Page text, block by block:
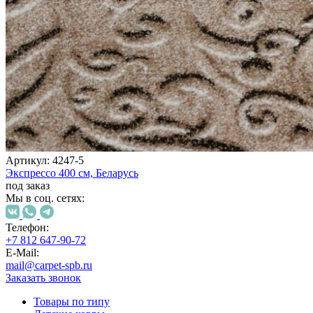
Коричневый
Кремовый
Оливковый
Разноцветный
Розовый
Серый
Синий
Фиолетовый
Черный
По
цене
от
100
₽
000
15
Артикул: 4247-5
Экспрессо 400 см, Беларусь
под заказ
Мы в соц. сетях:
Телефон:
+7 812 647-90-72
E-Mail:
mail@carpet-spb.ru
Заказать звонок
Товары по типу